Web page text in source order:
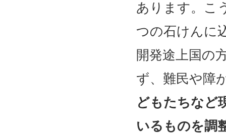
あります。こ
つの石けんに
開発途上国の
ず、難民や障
どもたちなど
いるものを調